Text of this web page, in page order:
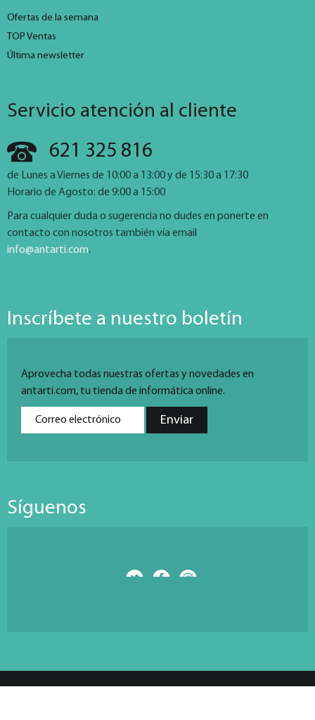
Ofertas de la semana
TOP Ventas
Última newsletter
Servicio atención al cliente
621 325 816
de Lunes a Viernes de 10:00 a 13:00 y de 15:30 a 17:30
Horario de Agosto: de 9:00 a 15:00
Para cualquier duda o sugerencia no dudes en ponerte en
contacto con nosotros también vía email
info@antarti.com.
Inscríbete a nuestro boletín
Aprovecha todas nuestras ofertas y novedades en
antarti.com, tu tienda de informática online.
Síguenos